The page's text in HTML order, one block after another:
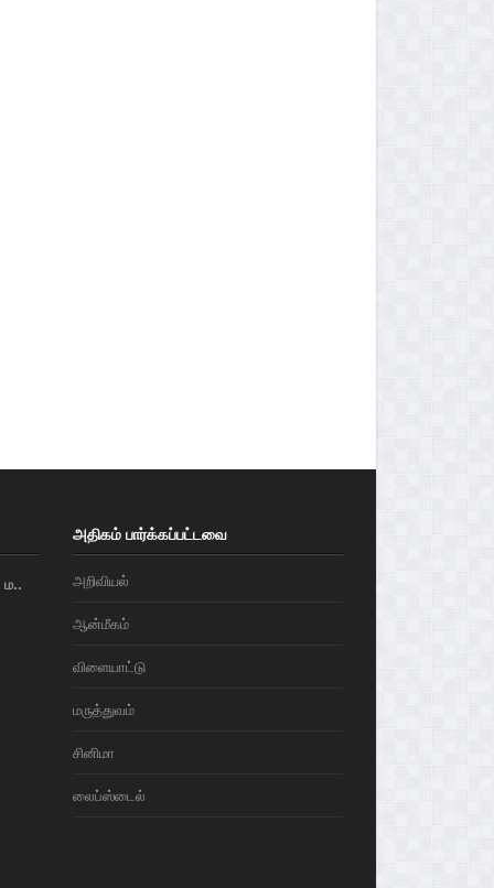
அதிகம் பார்க்கப்பட்டவை
அறிவியல்
ஆன்மீகம்
விளையாட்டு
மரு‌த்துவ‌ம்
சினிமா
லைப்ஸ்டைல்